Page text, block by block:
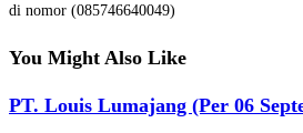
di nomor (085746640049)
You Might Also Like
PT. Louis Lumajang (Per 06